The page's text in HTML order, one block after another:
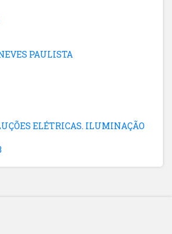
PAULISTA
ELÉTRICAS. ILUMINAÇÃO